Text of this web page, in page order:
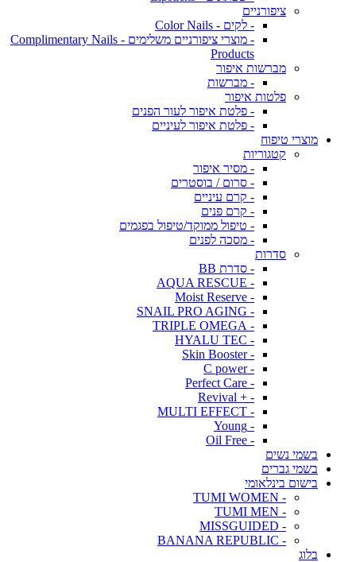
ציפורניים
- לקים - Color Nails
- מוצרי ציפורניים משלימים - Complimentary Nails
Products
מברשות איפור
- מברשות
פלטות איפור
- פלטת איפור לעור הפנים
- פלטת איפור לעיניים
מוצרי טיפוח
קטגוריות
- מסיר איפור
- סרום / בוסטרים
- קרם עיניים
- קרם פנים
- טיפול ממוקד/טיפול בפגמים
- מסכה לפנים
סדרות
- סדרת BB
- AQUA RESCUE
- Moist Reserve
- SNAIL PRO AGING
- TRIPLE OMEGA
- HYALU TEC
- Skin Booster
- C power
- Perfect Care
- + Revival
- MULTI EFFECT
- Young
- Oil Free
בשמי נשים
בשמי גברים
בישום בינלאומי
- TUMI WOMEN
- TUMI MEN
- MISSGUIDED
- BANANA REPUBLIC
בלוג